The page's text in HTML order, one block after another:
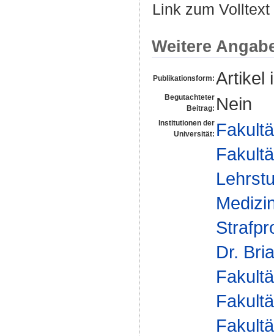
Link zum
Weitere
Publikationsform: Artikel
Begutachteter
Beitrag: Nein
Institutionen der
Universität:
Dr.